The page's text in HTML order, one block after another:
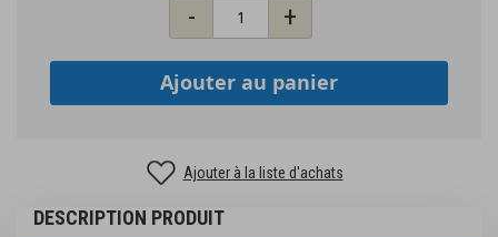
- +
Ajouter au panier
Ajouter à la liste d'achats
DESCRIPTION PRODUIT